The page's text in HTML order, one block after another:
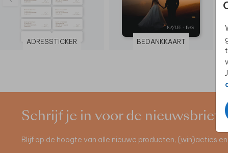
ADRESSTICKER BEDANKKAART
Schrijf je in voor de nieuwsbrief
Blijf op de hoogte van alle nieuwe producten, (win)acties